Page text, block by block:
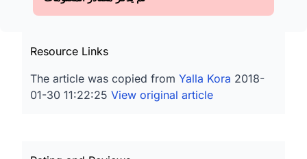
Resource Links
The article was copied from Yalla Kora 2018-
01-30 11:22:25 View original article